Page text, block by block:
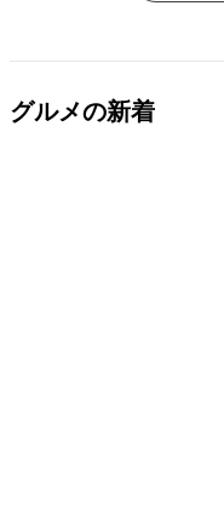
グルメの新着